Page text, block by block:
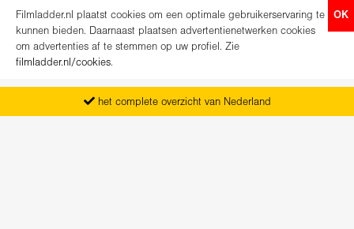
OK
Filmladder.nl plaatst cookies om een optimale gebruikerservaring te
kunnen bieden. Daarnaast plaatsen advertentienetwerken cookies
om advertenties af te stemmen op uw profiel. Zie
filmladder.nl/cookies.
het complete overzicht van Nederland
vanaf maandag het nieuwe programma
koop direct je kaartjes